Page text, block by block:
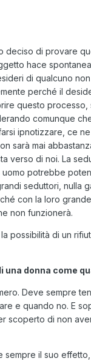
di provare
hace
di qualcuno
perché il
questo
comunque
ipnotizzare, ce
sarà mai
verso di noi. La
potrebbe
seduttori, nulla
con la loro
non funzionerà.
possibilità di un
una donna come
Deve sempre
e quando no. E
scoperto di non
il suo